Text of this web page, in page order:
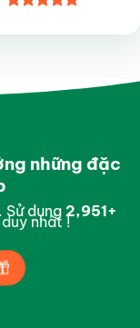
hạng4.85
những đặc
dụng 2,996+
nhất !